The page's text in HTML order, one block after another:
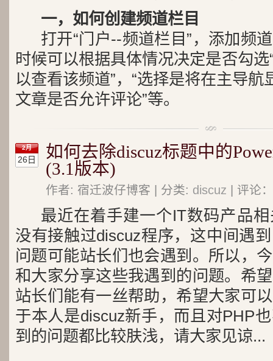
一，如何创建频道栏目
打开“门户--频道栏目”，添加频
时候可以根据具体情况决定是否勾
以查看该频道”，“选择是将在主导航
文章是否允许评论”等。
2月
26日
如何去除discuz标题中的
(3.1版本)
作者: 宿迁波仔博客 | 分类: discuz | 评论
最近在着手建一个IT数码产品
没有接触过discuz程序，这中间遇
问题可能站长们也会遇到。所以，
和大家分享这些我遇到的问题。希
站长们能有一丝帮助，希望大家可
于本人是discuz新手，而且对PHP
到的问题都比较肤浅，请大家见谅...